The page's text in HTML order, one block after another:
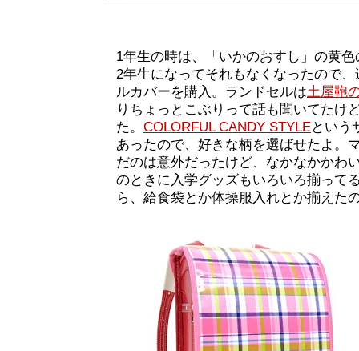
1年生の時は、「いかのおすし」の黄
2年生になってそれもなくなったので
ルカバーを購入。ランドセルは土屋鞄
りちょっとこぶりって話も聞いてたけ
た。 COLORFUL CANDY STYLEという
あったので、好きな柄を選ばせたよ。
だのは意外だったけど、なかなかかわ
のときに入学グッズもいろいろ揃って
ら、給食袋とか体操服入れとか揃えた